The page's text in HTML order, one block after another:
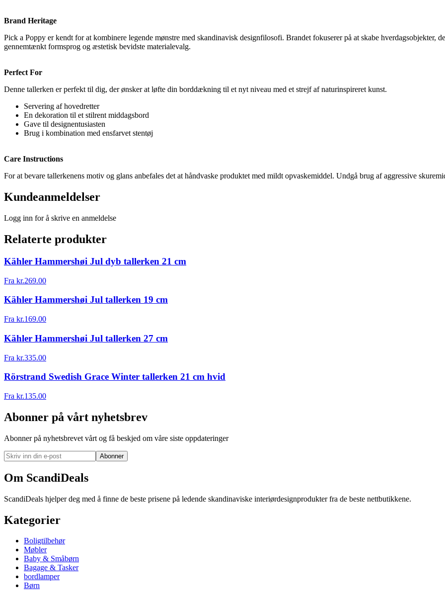
Brand Heritage
Pick a Poppy er kendt for at kombinere legende mønstre med skandinavisk designfilosofi. Brandet fokuserer på at skabe hverdagsobjekter,
gennemtænkt formsprog og æstetisk bevidste materialevalg.
Perfect For
Denne tallerken er perfekt til dig, der ønsker at løfte din borddækning til et nyt niveau med et strejf af naturinspireret kunst.
Servering af hovedretter
En dekoration til et stilrent middagsbord
Gave til designentusiasten
Brug i kombination med ensfarvet stentøj
Care Instructions
For at bevare tallerkenens motiv og glans anbefales det at håndvaske produktet med mildt opvaskemiddel. Undgå brug af aggressive
Kundeanmeldelser
Logg inn for å skrive en anmeldelse
Relaterte produkter
Kähler Hammershøi Jul dyb tallerken 21 cm
Fra kr.269.00
Kähler Hammershøi Jul tallerken 19 cm
Fra kr.169.00
Kähler Hammershøi Jul tallerken 27 cm
Fra kr.335.00
Rörstrand Swedish Grace Winter tallerken 21 cm hvid
Fra kr.135.00
Abonner på vårt nyhetsbrev
Abonner på nyhetsbrevet vårt og få beskjed om våre siste oppdateringer
Abonner
Om ScandiDeals
ScandiDeals hjelper deg med å finne de beste prisene på ledende skandinaviske interiørdesignprodukter fra de beste nettbutikkene.
Kategorier
Boligtilbehør
Møbler
Baby & Småbørn
Bagage & Tasker
bordlamper
Børn